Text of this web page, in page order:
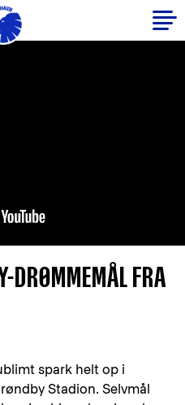
DRØMMEMÅL FRA
spark helt op i
Stadion. Selvmål